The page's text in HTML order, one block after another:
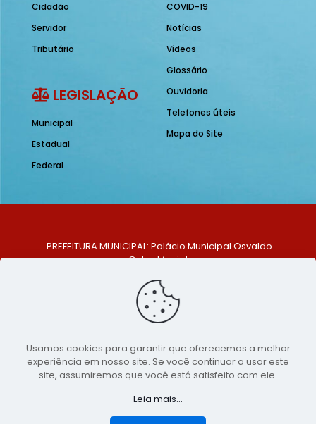
Cidadão
Servidor
Tributário
LEGISLAÇÃO
Municipal
Estadual
Federal
COVID-19
Notícias
Vídeos
Glossário
Ouvidoria
Telefones úteis
Mapa do Site
PREFEITURA MUNICIPAL: Palácio Municipal Osvaldo
Celso Maciel
Centro, São Bento do Una - PE. CEP: 553370-128
TELEFONE: (81) 99548-1569
E-MAIL: ouvidoria@saobentodouna.pe.gov.br
Copyright 2021-2026 - Assessoria de Comunicação da
Prefeitura de São Bento do Una - PE
publicidadeLumusWeb - Agência Digital
Usamos cookies para garantir que oferecemos a melhor
experiência em nosso site. Se você continuar a usar este
site, assumiremos que você está satisfeito com ele.
Leia mais...